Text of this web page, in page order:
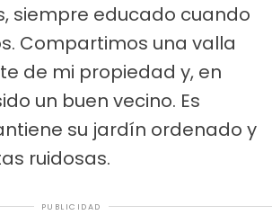
siempre educado cuando
Compartimos una valla
de mi propiedad y, en
un buen vecino. Es
su jardín ordenado y
ruidosas.
PUBLICIDAD